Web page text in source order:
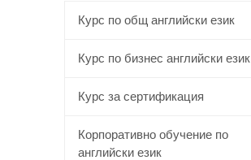
Курс по общ английски език
Курс по бизнес английски език
Курс за сертификация
Корпоративно обучение по
английски език